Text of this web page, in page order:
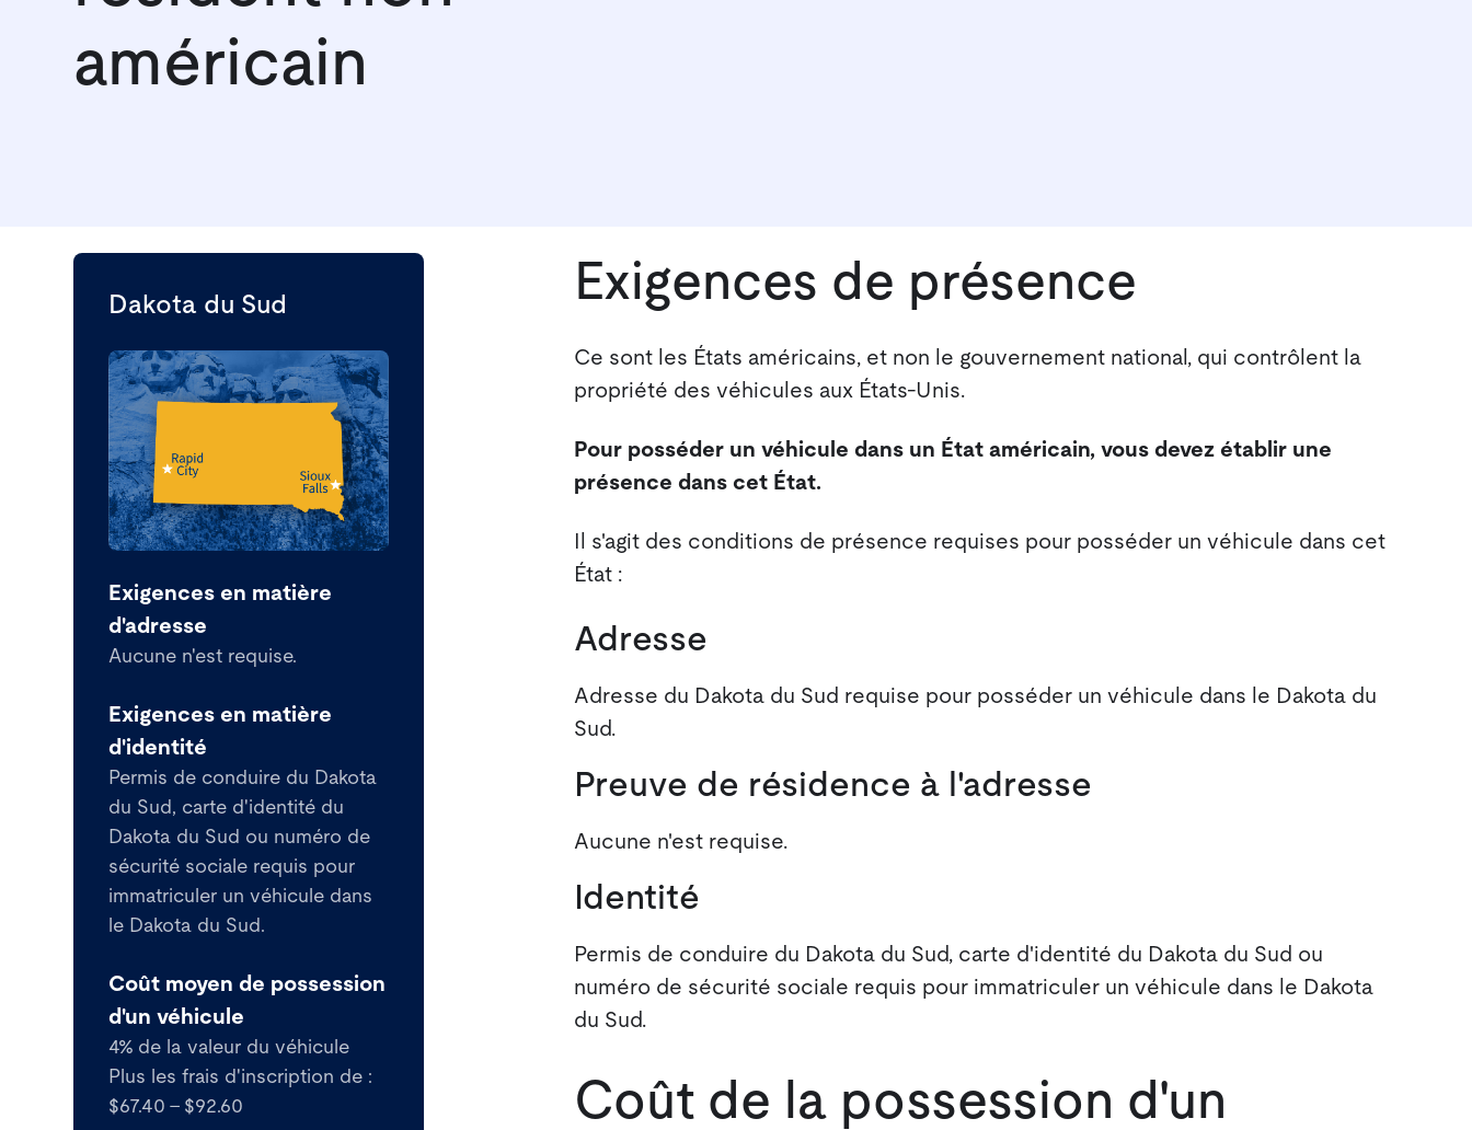
américain
Dakota du Sud
Exigences en matière
d'adresse
Aucune n'est requise.
Exigences en matière
d'identité
Permis de conduire du Dakota
du Sud, carte d'identité du
Dakota du Sud ou numéro de
sécurité sociale requis pour
immatriculer un véhicule dans
le Dakota du Sud.
Coût moyen de possession
d'un véhicule
4% de la valeur du véhicule
Plus les frais d'inscription de :
$67.40 - $92.60
Exigences de présence
Ce sont les États américains, et non le gouvernement national, qui contrôlent la
propriété des véhicules aux États-Unis.
Pour posséder un véhicule dans un État américain, vous devez établir une
présence dans cet État.
Il s'agit des conditions de présence requises pour posséder un véhicule dans cet
État :
Adresse
Adresse du Dakota du Sud requise pour posséder un véhicule dans le Dakota du
Sud.
Preuve de résidence à l'adresse
Aucune n'est requise.
Identité
Permis de conduire du Dakota du Sud, carte d'identité du Dakota du Sud ou
numéro de sécurité sociale requis pour immatriculer un véhicule dans le Dakota
du Sud.
Coût de la possession d'un